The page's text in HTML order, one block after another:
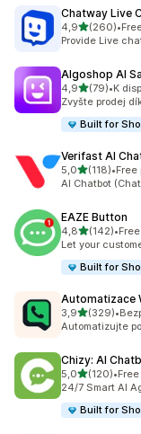
Chatway Live
4,9z 5 hvězd
(260)
Celkový počet
•
Provide Live
Algoshop AI
4,9z 5 hvězd
(79)
Celkový počet
•K
Zvyšte prodej
Built for
Verifast AI
5,0z 5 hvězd
(118)
Celkový počet
•Free
AI Chatbot
EAZE Button
4,8z 5 hvězd
(142)
Celkový počet
•
Let your
Built for
Automatizace
3,9z 5 hvězd
(329)
Celkový počet
•
Automatizujte
Chizy: AI
5,0z 5 hvězd
(120)
Celkový počet
•
24/7 Smart AI
Built for